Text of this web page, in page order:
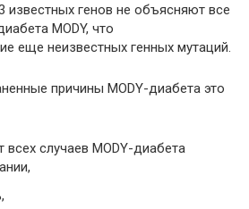
известных генов не объясняют все
MODY, что
еще неизвестных генных мутаций.
причины MODY-диабета это
всех случаев MODY-диабета